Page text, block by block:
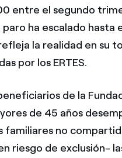
entre el segundo
ha escalado hasta
la realidad en su
por los ERTES.
de la
de 45 años
familiares no
riesgo de exclusión-